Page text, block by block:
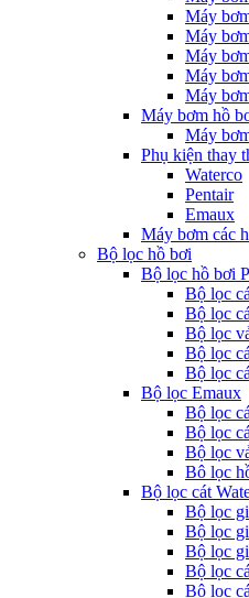
Máy
Máy
Máy
Máy
Máy
Máy bơm hồ
Máy
Phụ kiện thay
Waterco
Pentair
Emaux
Máy bơm các
Bộ lọc hồ bơi
Bộ lọc hồ bơi
Bộ lọc
Bộ lọc
Bộ lọc
Bộ lọc
Bộ lọc
Bộ lọc Emaux
Bộ lọc
Bộ lọc
Bộ lọc
Bô lọc
Bộ lọc cát
Bộ lọc
Bộ lọc
Bộ lọc
Bộ lọc
Bộ lọc